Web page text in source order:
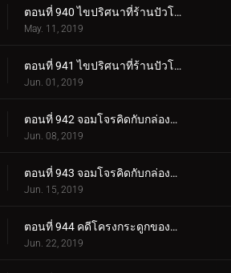
ตอนที่ 940 ไขปริศนาที่ร้านปัวโรต์ (ตอนแรก)
May. 11, 2019
ตอนที่ 941 ไขปริศนาที่ร้านปัวโรต์ (ตอนจบ)
Jun. 01, 2019
ตอนที่ 942 จอมโจรคิดกับกล่องปริศนา (ตอนแรก)
Jun. 08, 2019
ตอนที่ 943 จอมโจรคิดกับกล่องปริศนา (ตอนจบ)
Jun. 15, 2019
ตอนที่ 944 คดีโครงกระดูกของครูคนใหม่ (ตอนแรก)
Jun. 22, 2019